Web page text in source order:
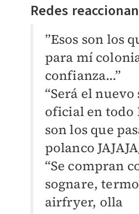
Redes reaccionan
”Esos son los
para mí
confianza…”
“Será el
oficial en todo
son los que
polanco
“Se compran
sognare,
airfryer, olla